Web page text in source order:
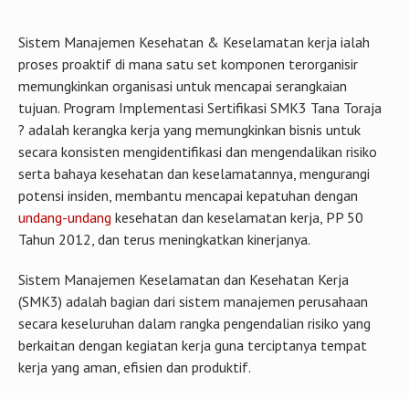
Sistem Manajemen Kesehatan & Keselamatan kerja ialah
proses proaktif di mana satu set komponen terorganisir
memungkinkan organisasi untuk mencapai serangkaian
tujuan. Program Implementasi Sertifikasi SMK3 Tana Toraja
? adalah kerangka kerja yang memungkinkan bisnis untuk
secara konsisten mengidentifikasi dan mengendalikan risiko
serta bahaya kesehatan dan keselamatannya, mengurangi
potensi insiden, membantu mencapai kepatuhan dengan
undang-undang kesehatan dan keselamatan kerja, PP 50
Tahun 2012, dan terus meningkatkan kinerjanya.
Sistem Manajemen Keselamatan dan Kesehatan Kerja
(SMK3) adalah bagian dari sistem manajemen perusahaan
secara keseluruhan dalam rangka pengendalian risiko yang
berkaitan dengan kegiatan kerja guna terciptanya tempat
kerja yang aman, efisien dan produktif.